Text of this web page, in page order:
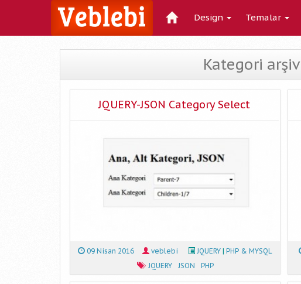
Design Temalar
Kategori
JQUERY-JSON Category Select
09 Nisan 2016 veblebi JQUERY |PHP & MYSQL
JQUERY
JSON PHP